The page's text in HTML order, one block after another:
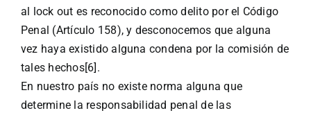
al lock out es reconocido como delito por el Código
Penal (Artículo 158), y desconocemos que alguna
vez haya existido alguna condena por la comisión de
tales hechos[6].
En nuestro país no existe norma alguna que
determine la responsabilidad penal de las